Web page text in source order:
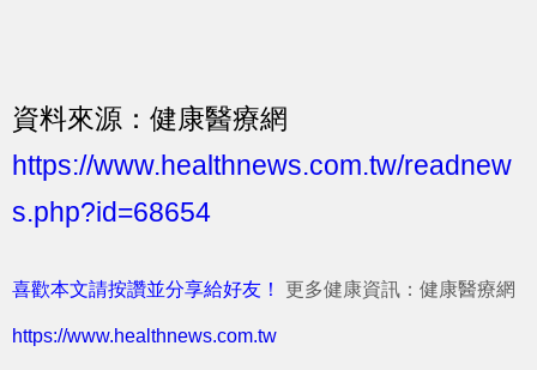
資料來源：健康醫療網
https://www.healthnews.com.tw/readnew
s.php?id=68654
喜歡本文請按讚並分享給好友！ 更多健康資訊：健康醫療網
https://www.healthnews.com.tw